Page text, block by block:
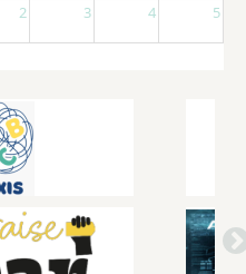
2 3 4 5